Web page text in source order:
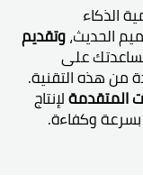
الذكاء
الحديث،وتقديم
على
من هذه التقنية.
المتقدمةلإنتاج
بسرعة وكفاءة.